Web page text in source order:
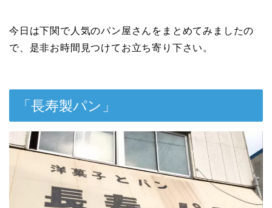
今日は下関で人気のパン屋さんをまとめてみましたの
で、是非お時間見つけてお立ち寄り下さい。
「長寿製パン」